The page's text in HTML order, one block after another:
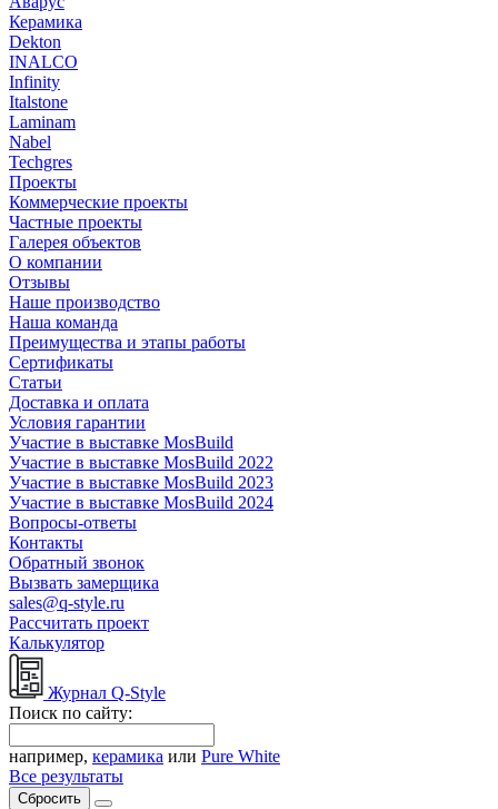
Керамика
Dekton
INALCO
Infinity
Italstone
Laminam
Nabel
Techgres
Проекты
Коммерческие проекты
Частные проекты
Галерея объектов
О компании
Отзывы
Наше производство
Наша команда
Преимущества и этапы работы
Сертификаты
Статьи
Доставка и оплата
Условия гарантии
Участие в выставке MosBuild
Участие в выставке MosBuild 2022
Участие в выставке MosBuild 2023
Участие в выставке MosBuild 2024
Вопросы-ответы
Контакты
Обратный звонок
Вызвать замерщика
sales@q-style.ru
Рассчитать проект
Калькулятор
Журнал Q-Style
Поиск по сайту:
например, керамика или Pure White
Все результаты
Сбросить